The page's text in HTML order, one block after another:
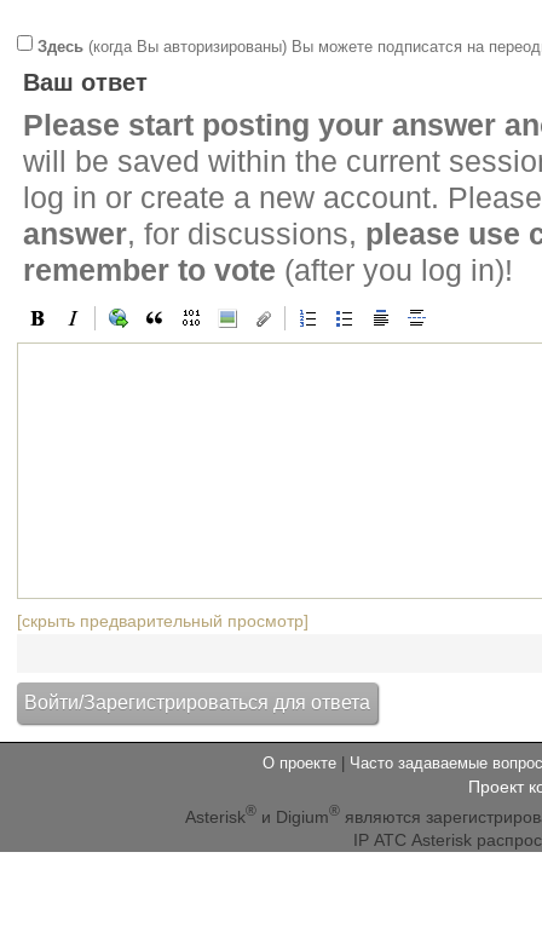
Здесь (когда Вы авторизированы) Вы можете подписатся на
Ваш ответ
Please start posting your answer
will be saved within the current
log in or create a new account.
answer, for discussions, please use
remember to vote (after you log in)!
[скрыть предварительный просмотр]
О проекте Часто задаваемые
Проект
Asterisk® и Digium® являются
IP АТС Asterisk